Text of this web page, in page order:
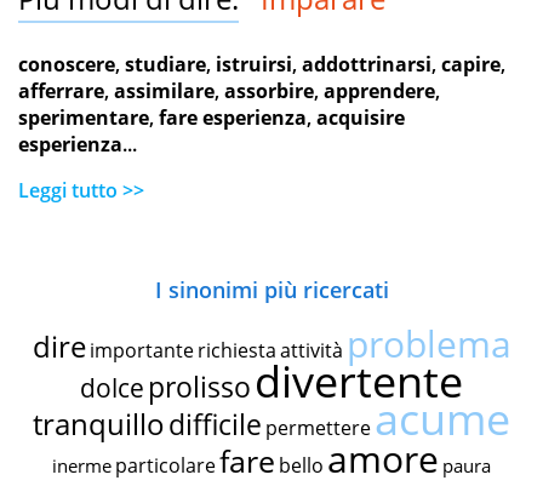
conoscere,studiare, istruirsi,addottrinarsi,capire,
afferrare,assimilare,assorbire,apprendere,
sperimentare,fare esperienza,acquisire
esperienza...
Leggi tutto >>
I sinonimi più ricercati
dire importante richiestaattività problema
dolce prolissodivertente
tranquillodifficile permettereacume
inerme particolarefare bello amore paura